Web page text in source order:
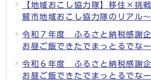
【地域おこし協力隊】移住×挑
鷲市地域おこし協力隊のリアル〜
令和７年度 ふるさと納税感謝
お昼ご飯できたでまっとるでなー
令和６年度 ふるさと納税感謝
お昼ご飯できたでまっとるで